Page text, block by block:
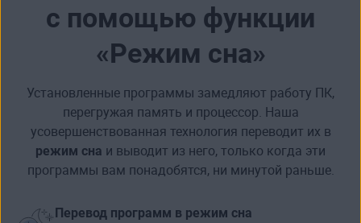
с помощью функции
«Режим сна»
Установленные программы замедляют работу ПК,
перегружая память и процессор. Наша
усовершенствованная технология переводит их в
режим сна и выводит из него, только когда эти
программы вам понадобятся, ни минутой раньше.
Перевод программ в режим сна